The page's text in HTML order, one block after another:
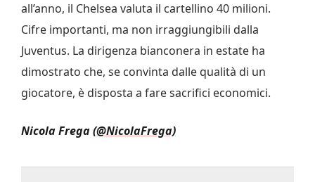
all’anno, il Chelsea valuta il cartellino 40 milioni.
Cifre importanti, ma non irraggiungibili dalla
Juventus. La dirigenza bianconera in estate ha
dimostrato che, se convinta dalle qualità di un
giocatore, è disposta a fare sacrifici economici.
Nicola Frega(@NicolaFrega)